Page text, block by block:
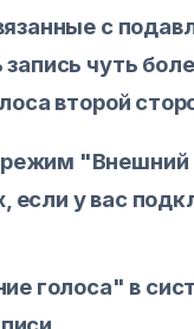
с
чуть
второй
режим "Внешний
если у вас
голоса" в